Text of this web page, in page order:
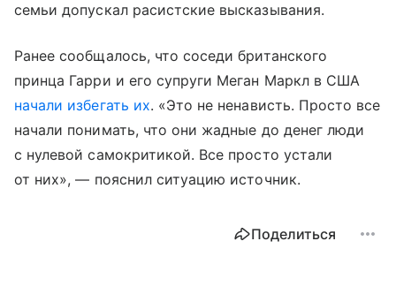
семьи допускал расистские высказывания.
Ранее сообщалось, что соседи британского
принца Гарри и его супруги Меган Маркл в США
начали избегать их. «Это не ненависть. Просто все
начали понимать, что они жадные до денег люди
с нулевой самокритикой. Все просто устали
от них», — пояснил ситуацию источник.
Поделиться